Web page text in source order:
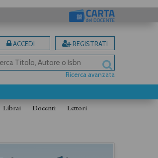
ACCEDI REGISTRATI
Ricerca avanzata
Librai Docenti Lettori